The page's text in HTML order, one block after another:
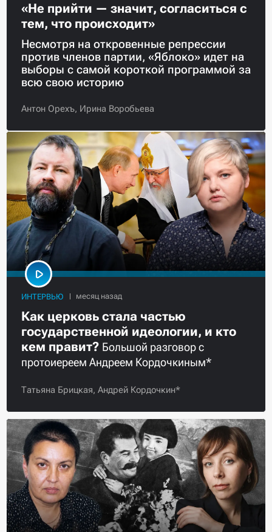
«Не прийти — значит, согласиться с
тем, что происходит»
Несмотря на откровенные репрессии
против членов партии, «Яблоко» идет на
выборы с самой короткой программой за
всю свою историю
Антон Орехъ, Ирина Воробьева
ИНТЕРВЬЮ
Как церковь стала частью
государственной идеологии, и кто
кем правит? Большой разговор с
протоиереем Андреем Кордочкиным*
Татьяна Брицкая, Андрей Кордочкин*